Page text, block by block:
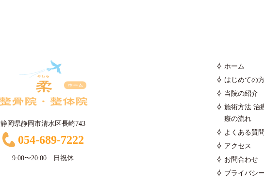
静岡県静岡市清水区長崎743
054-689-7222
9:00〜20:00 日祝休
ホーム
はじめての
当院の紹介
施術方法 治
療の流れ
よくある質問
アクセス
お問合わせ
プライバシ